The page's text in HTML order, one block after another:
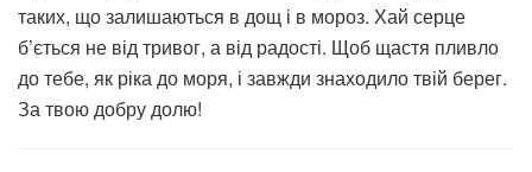
таких, що залишаються в дощ і в мороз. Хай серце
б’ється не від тривог, а від радості. Щоб щастя пливло
до тебе, як ріка до моря, і завжди знаходило твій берег.
За твою добру долю!